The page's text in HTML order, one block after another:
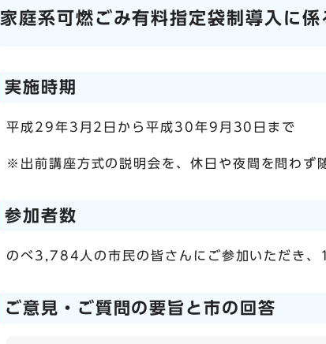
家庭系可燃ごみ有料指定袋制導入に
実施時期
平成29年3月2日から平成30年9月30日まで
※出前講座方式の説明会を、休日や夜間を問わず
参加者数
のべ3,784人の市民の皆さんにご参加いただき
ご意見・ご質問の要旨と市の回答